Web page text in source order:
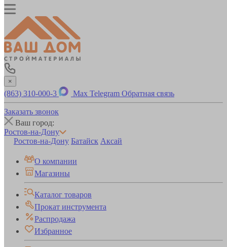
×
(863) 310-000-3 Max Telegram Обратная связь
Заказать звонок
Ваш город:
Ростов-на-Дону
Ростов-на-Дону Батайск Аксай
О компании
Магазины
Каталог товаров
Прокат инструмента
Распродажа
Избранное